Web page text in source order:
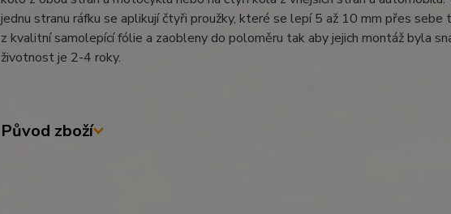
jednu stranu ráfku se aplikují čtyři proužky, které se lepí 5 až 10 mm přes sebe
z kvalitní samolepící fólie a zaobleny do poloměru tak aby jejich montáž byla
životnost je 2-4 roky.
Původ zboží